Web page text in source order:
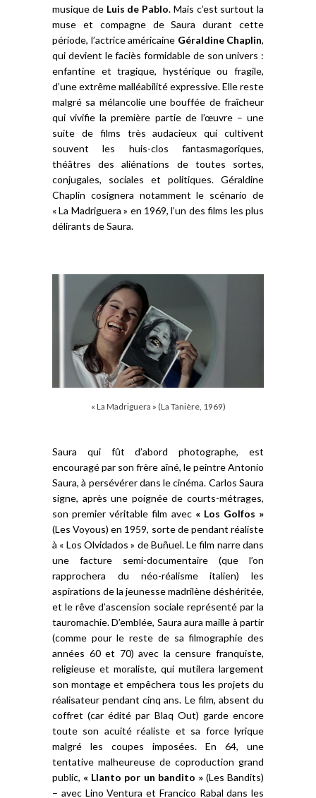
musique de Luis de Pablo. Mais c’est surtout la
muse et compagne de Saura durant cette
période, l’actrice américaine Géraldine Chaplin,
qui devient le faciès formidable de son univers :
enfantine et tragique, hystérique ou fragile,
d’une extrême malléabilité expressive. Elle reste
malgré sa mélancolie une bouffée de fraîcheur
qui vivifie la première partie de l’œuvre – une
suite de films très audacieux qui cultivent
souvent les huis-clos fantasmagoriques,
théâtres des aliénations de toutes sortes,
conjugales, sociales et politiques. Géraldine
Chaplin cosignera notamment le scénario de
« La Madriguera » en 1969, l’un des films les plus
délirants de Saura.
« La Madriguera » (La Tanière, 1969)
Saura qui fût d’abord photographe, est
encouragé par son frère aîné, le peintre Antonio
Saura, à persévérer dans le cinéma. Carlos Saura
signe, après une poignée de courts-métrages,
son premier véritable film avec « Los Golfos »
(Les Voyous) en 1959, sorte de pendant réaliste
à « Los Olvidados » de Buñuel. Le film narre dans
une facture semi-documentaire (que l’on
rapprochera du néo-réalisme italien) les
aspirations de la jeunesse madrilène déshéritée,
et le rêve d’ascension sociale représenté par la
tauromachie. D’emblée, Saura aura maille à partir
(comme pour le reste de sa filmographie des
années 60 et 70) avec la censure franquiste,
religieuse et moraliste, qui mutilera largement
son montage et empêchera tous les projets du
réalisateur pendant cinq ans. Le film, absent du
coffret (car édité par Blaq Out) garde encore
toute son acuité réaliste et sa force lyrique
malgré les coupes imposées. En 64, une
tentative malheureuse de coproduction grand
public, « Llanto por un bandito »(Les Bandits)
– avec Lino Ventura et Francico Rabal dans les